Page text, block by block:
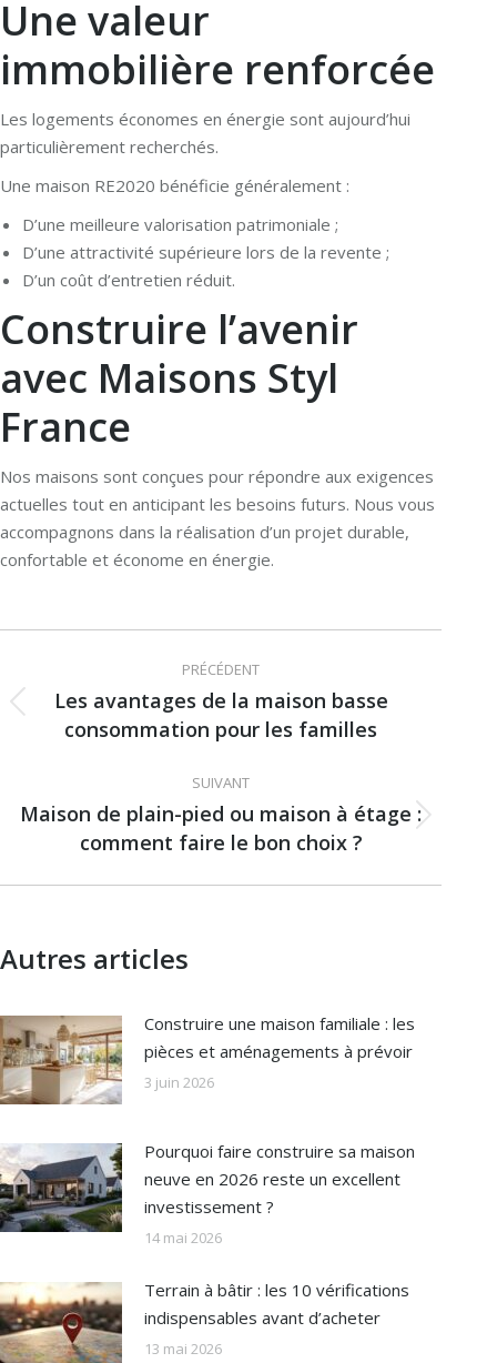
Une valeur
immobilière renforcée
Les logements économes en énergie sont aujourd’hui
particulièrement recherchés.
Une maison RE2020 bénéficie généralement :
D’une meilleure valorisation patrimoniale ;
D’une attractivité supérieure lors de la revente ;
D’un coût d’entretien réduit.
Construire l’avenir
avec Maisons Styl
France
Nos maisons sont conçues pour répondre aux exigences
actuelles tout en anticipant les besoins futurs. Nous vous
accompagnons dans la réalisation d’un projet durable,
confortable et économe en énergie.
Navigation
article
PRÉCÉDENT
Article
précédent
Les avantages de la maison basse
consommation pour les familles
SUIVANT
Article
suivant
:
Maison de plain-pied ou maison à étage :
comment faire le bon choix ?
Autres articles
Construire une maison familiale : les
pièces et aménagements à prévoir
3 juin 2026
Pourquoi faire construire sa maison
neuve en 2026 reste un excellent
investissement ?
14 mai 2026
Terrain à bâtir : les 10 vérifications
indispensables avant d’acheter
13 mai 2026